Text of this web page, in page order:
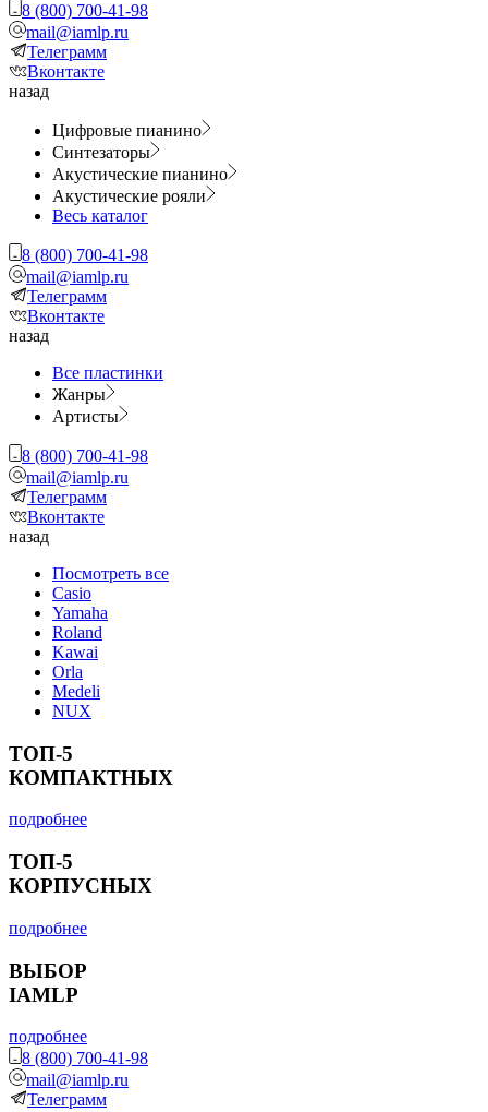
8 (800) 700-41-98
mail@iamlp.ru
Телеграмм
Вконтакте
назад
Цифровые пианино
Синтезаторы
Акустические пианино
Акустические рояли
Весь каталог
8 (800) 700-41-98
mail@iamlp.ru
Телеграмм
Вконтакте
назад
Все пластинки
Жанры
Артисты
8 (800) 700-41-98
mail@iamlp.ru
Телеграмм
Вконтакте
назад
Посмотреть все
Casio
Yamaha
Roland
Kawai
Orla
Medeli
NUX
ТОП-5
КОМПАКТНЫХ
подробнее
ТОП-5
КОРПУСНЫХ
подробнее
ВЫБОР
IAMLP
подробнее
8 (800) 700-41-98
mail@iamlp.ru
Телеграмм